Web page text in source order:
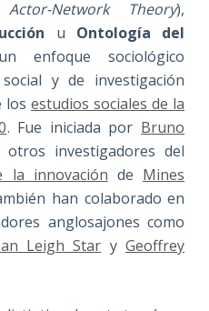
Actor-Network Theory),
u Ontología del
enfoque sociológico
y de investigación
losestudios sociales de la
. Fue iniciada por Bruno
otros investigadores del
la innovación de Mines
han colaborado en
anglosajones como
Leigh Star yGeoffrey